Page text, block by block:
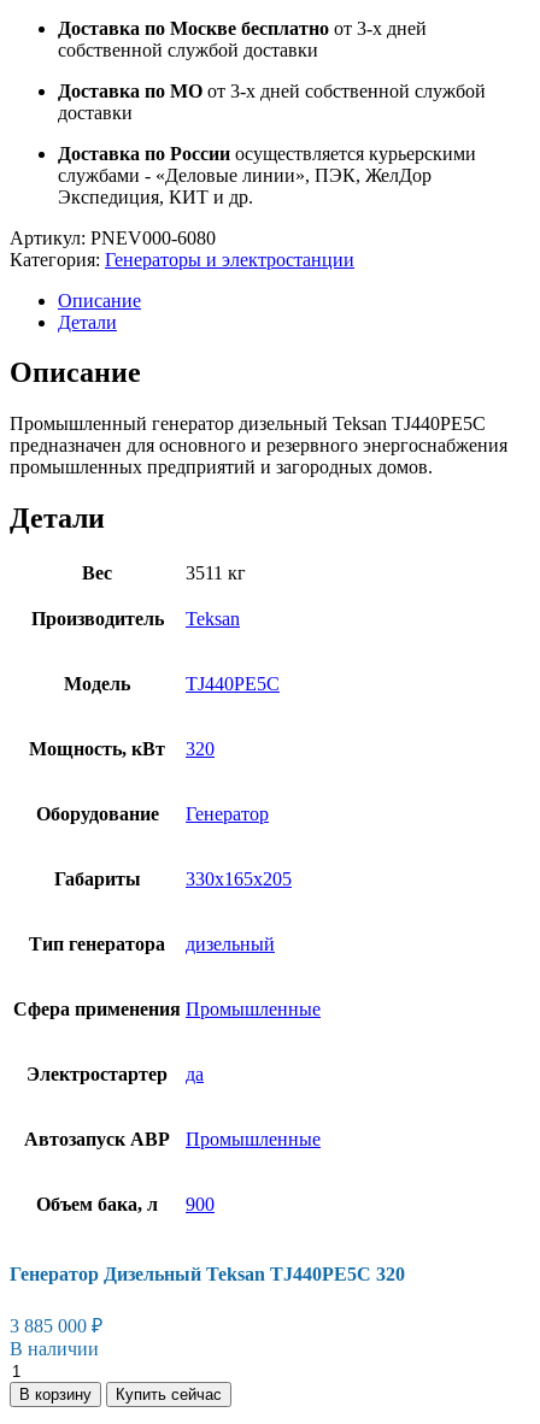
Доставка по Москве бесплатно от 3-х дней
собственной службой доставки
Доставка по МО от 3-х дней собственной службой
доставки
Доставка по России осуществляется курьерскими
службами - «Деловые линии», ПЭК, ЖелДор
Экспедиция, КИТ и др.
Артикул: PNEV000-6080
Категория: Генераторы и электростанции
Описание
Детали
Описание
Промышленный генератор дизельный Teksan TJ440PE5C
предназначен для основного и резервного энергоснабжения
промышленных предприятий и загородных домов.
Детали
Вес 3511 кг
Производитель Teksan
Модель TJ440PE5C
Мощность, кВт 320
Оборудование Генератор
Габариты 330x165x205
Тип генератора дизельный
Сфера применения Промышленные
Электростартер да
Автозапуск АВР Промышленные
Объем бака, л 900
Генератор Дизельный Teksan TJ440PE5C 320
3 885 000 ₽
В наличии
Генератор
Дизельный
Teksan
В корзину Купить сейчас